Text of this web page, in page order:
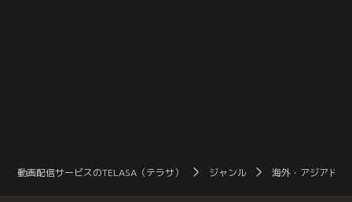
動画配信サービスのTELASA（テラサ） ジャンル 海外・アジアドラ